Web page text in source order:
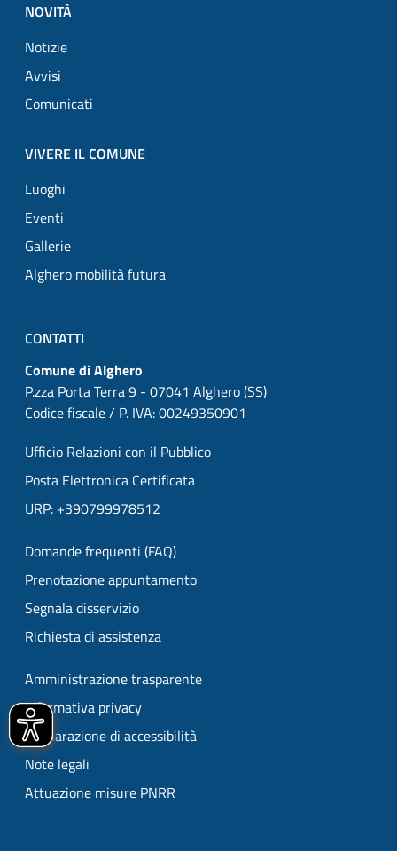
NOVITÀ
Notizie
Avvisi
Comunicati
VIVERE IL COMUNE
Luoghi
Eventi
Gallerie
Alghero mobilità futura
CONTATTI
Comune di Alghero
P.zza Porta Terra 9 - 07041 Alghero (SS)
Codice fiscale / P. IVA: 00249350901
Ufficio Relazioni con il Pubblico
Posta Elettronica Certificata
URP: +390799978512
Domande frequenti (FAQ)
Prenotazione appuntamento
Segnala disservizio
Richiesta di assistenza
Amministrazione trasparente
Informativa privacy
Dichiarazione di accessibilità
Note legali
Attuazione misure PNRR